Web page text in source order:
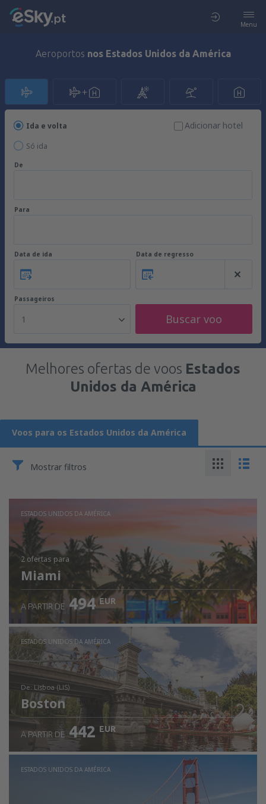
Menu
Aeroportos nos Estados Unidos da América
Ida e volta
Só ida
Adicionar hotel
De
Para
Data de ida Data de regresso
Passageiros
1 Buscar voo
Melhores ofertas de voos Estados
Unidos da América
Voos para os Estados Unidos da América
Mostrar filtros
ESTADOS UNIDOS DA AMÉRICA
2 ofertas para
Miami
A PARTIR DE 494 EUR
ESTADOS UNIDOS DA AMÉRICA
de: Lisboa (LIS)
Boston
Ver detalhes
A PARTIR DE 442 EUR
ESTADOS UNIDOS DA AMÉRICA